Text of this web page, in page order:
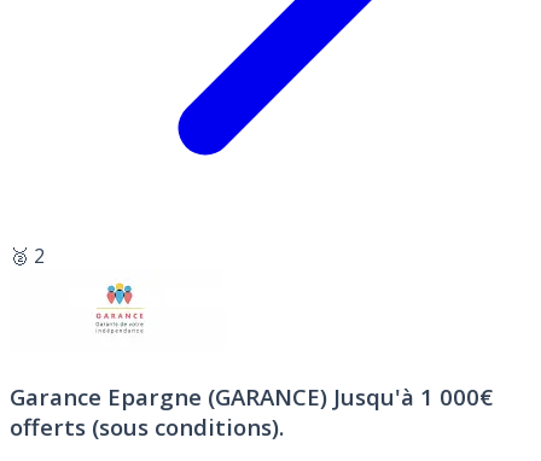
🥈 2
Garance Epargne (GARANCE) Jusqu'à 1 000€
offerts (sous conditions).